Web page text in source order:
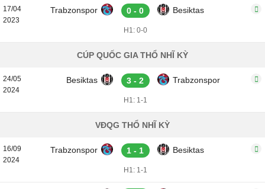
17/04
2023
Trabzonspor 0 - 0 Besiktas
H1: 0-0
CÚP QUỐC GIA THỔ NHĨ KỲ
24/05
2024
Besiktas 3 - 2 Trabzonspor
H1: 1-1
VĐQG THỔ NHĨ KỲ
16/09
2024
Trabzonspor 1 - 1 Besiktas
H1: 1-1